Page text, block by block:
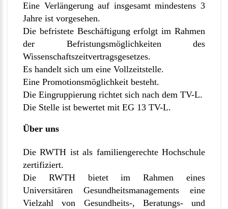
Eine Verlängerung auf insgesamt mindestens 3
Jahre ist vorgesehen.
Die befristete Beschäftigung erfolgt im Rahmen
der Befristungsmöglichkeiten des
Wissenschaftszeitvertragsgesetzes.
Es handelt sich um eine Vollzeitstelle.
Eine Promotionsmöglichkeit besteht.
Die Eingruppierung richtet sich nach dem TV-L.
Die Stelle ist bewertet mit EG 13 TV-L.
Über uns
Die RWTH ist als familiengerechte Hochschule
zertifiziert.
Die RWTH bietet im Rahmen eines
Universitären Gesundheitsmanagements eine
Vielzahl von Gesundheits-, Beratungs- und